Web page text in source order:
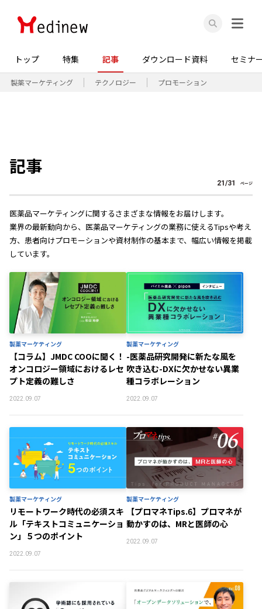
トップ 特集 記事 ダウンロード資料 セミナ
製薬マーケティング テクノロジー プロモーション
記事
21 /31 ページ
医薬品マーケティングに関するさまざまな情報をお届けします。
業界の最新動向から、医薬品マーケティングの業務に使えるTipsや考え
方、患者向けプロモーションや資材制作の基本まで、幅広い情報を掲載
しています。
製薬マーケティング
【コラム】JMDC COOに聞く！
オンコロジー領域におけるレセ
プト定義の難しさ
2022.09.07
製薬マーケティング
-医薬品研究開発に新たな風を
吹き込む-DXに欠かせない異業
種コラボレーション
2022.09.07
製薬マーケティング
リモートワーク時代の必須スキ
ル「テキストコミュニケーショ
ン」５つのポイント
2022.09.07
製薬マーケティング
【プロマネTips.6】プロマネが
動かすのは、MRと医師の心
2022.09.07